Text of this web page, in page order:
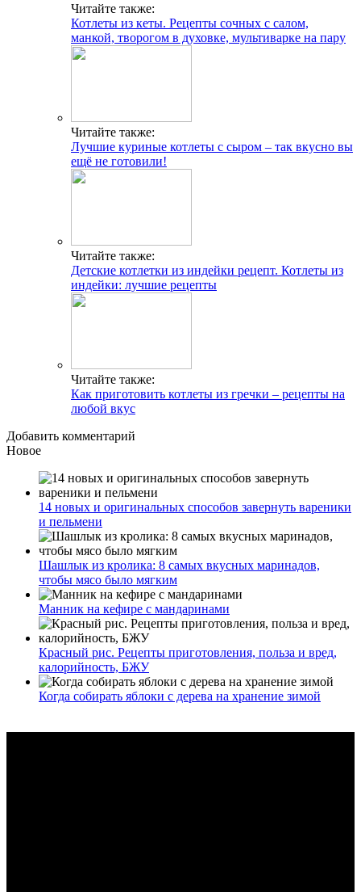
Читайте также:
Котлеты из кеты. Рецепты сочных с салом,
манкой, творогом в духовке, мультиварке на пару
Читайте также:
Лучшие куриные котлеты с сыром – так вкусно вы
ещё не готовили!
Читайте также:
Детские котлетки из индейки рецепт. Котлеты из
индейки: лучшие рецепты
Читайте также:
Как приготовить котлеты из гречки – рецепты на
любой вкус
Добавить комментарий
Новое
14 новых и оригинальных способов завернуть вареники
и пельмени
Шашлык из кролика: 8 самых вкусных маринадов,
чтобы мясо было мягким
Манник на кефире с мандаринами
Красный рис. Рецепты приготовления, польза и вред,
калорийность, БЖУ
Когда собирать яблоки с дерева на хранение зимой